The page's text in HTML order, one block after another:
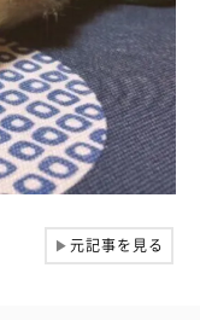
▶元記事を見る